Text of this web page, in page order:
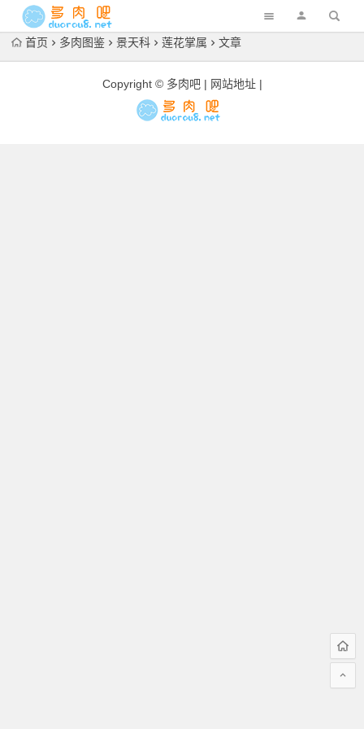
首页 多肉图鉴 景天科 莲花掌属 文章
Copyright © 多肉吧 | 网站地址|